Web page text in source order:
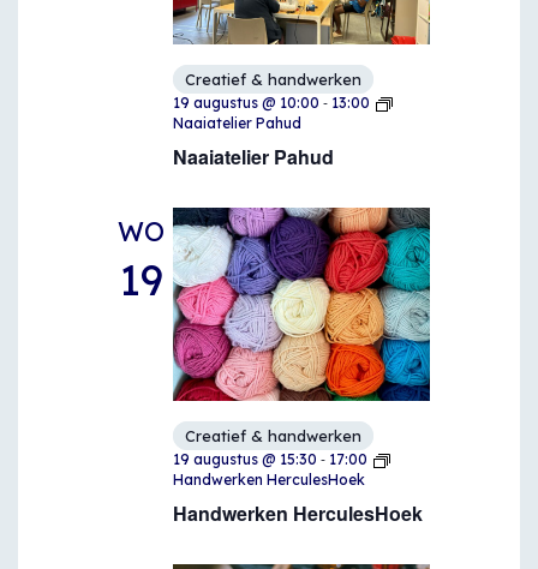
Naaiatelier Pahud
Creatief & handwerken
19 augustus @ 10:00 - 13:00
Naaiatelier Pahud
WO
19
Handwerken HerculesHoek
Creatief & handwerken
19 augustus @ 15:30 - 17:00
Handwerken HerculesHoek